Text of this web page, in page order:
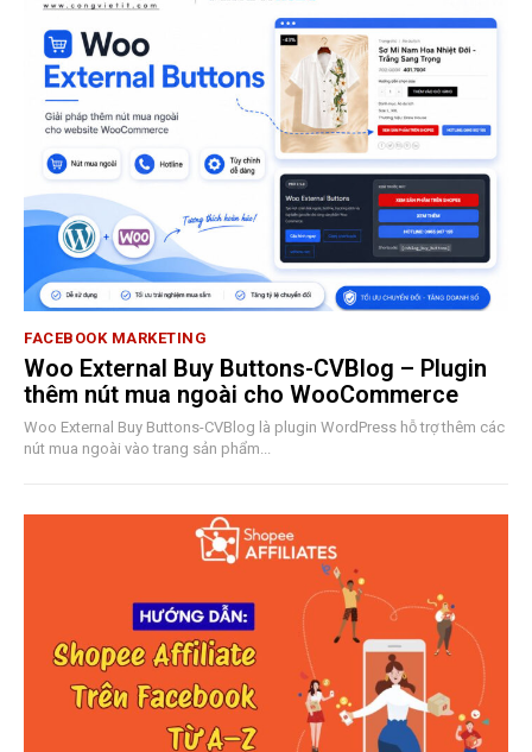
FACEBOOK MARKETING
Woo External Buy Buttons-CVBlog – Plugin
thêm nút mua ngoài cho WooCommerce
Woo External Buy Buttons-CVBlog là plugin WordPress hỗ trợ thêm các
nút mua ngoài vào trang sản phẩm...